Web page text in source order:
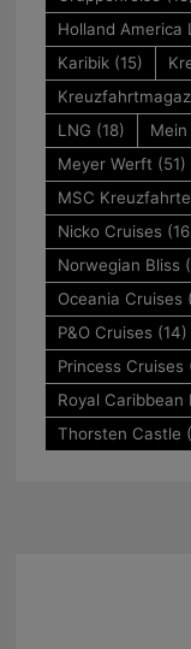
Holland America
Karibik(15)
LNG (18)
Meyer Werft (51)
MSC
Nicko Cruises
Norwegian Bliss
Oceania Cruises
P&O Cruises (14)
Princess Cruises
Royal
Thorsten Castle